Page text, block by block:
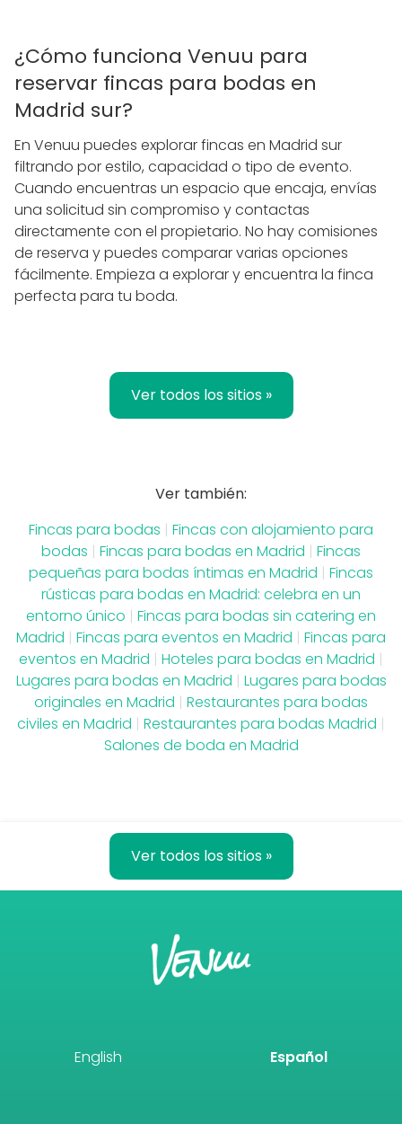
¿Cómo funciona Venuu para
reservar fincas para bodas en
Madrid sur?
En Venuu puedes explorar fincas en Madrid sur
filtrando por estilo, capacidad o tipo de evento.
Cuando encuentras un espacio que encaja, envías
una solicitud sin compromiso y contactas
directamente con el propietario. No hay comisiones
de reserva y puedes comparar varias opciones
fácilmente. Empieza a explorar y encuentra la finca
perfecta para tu boda.
Ver todos los sitios »
Ver también:
Fincas para bodas | Fincas con alojamiento para
bodas | Fincas para bodas en Madrid | Fincas
pequeñas para bodas íntimas en Madrid | Fincas
rústicas para bodas en Madrid: celebra en un
entorno único | Fincas para bodas sin catering en
Madrid | Fincas para eventos en Madrid | Fincas para
eventos en Madrid | Hoteles para bodas en Madrid |
Lugares para bodas en Madrid | Lugares para bodas
originales en Madrid | Restaurantes para bodas
civiles en Madrid | Restaurantes para bodas Madrid |
Salones de boda en Madrid
Ver todos los sitios »
English Español